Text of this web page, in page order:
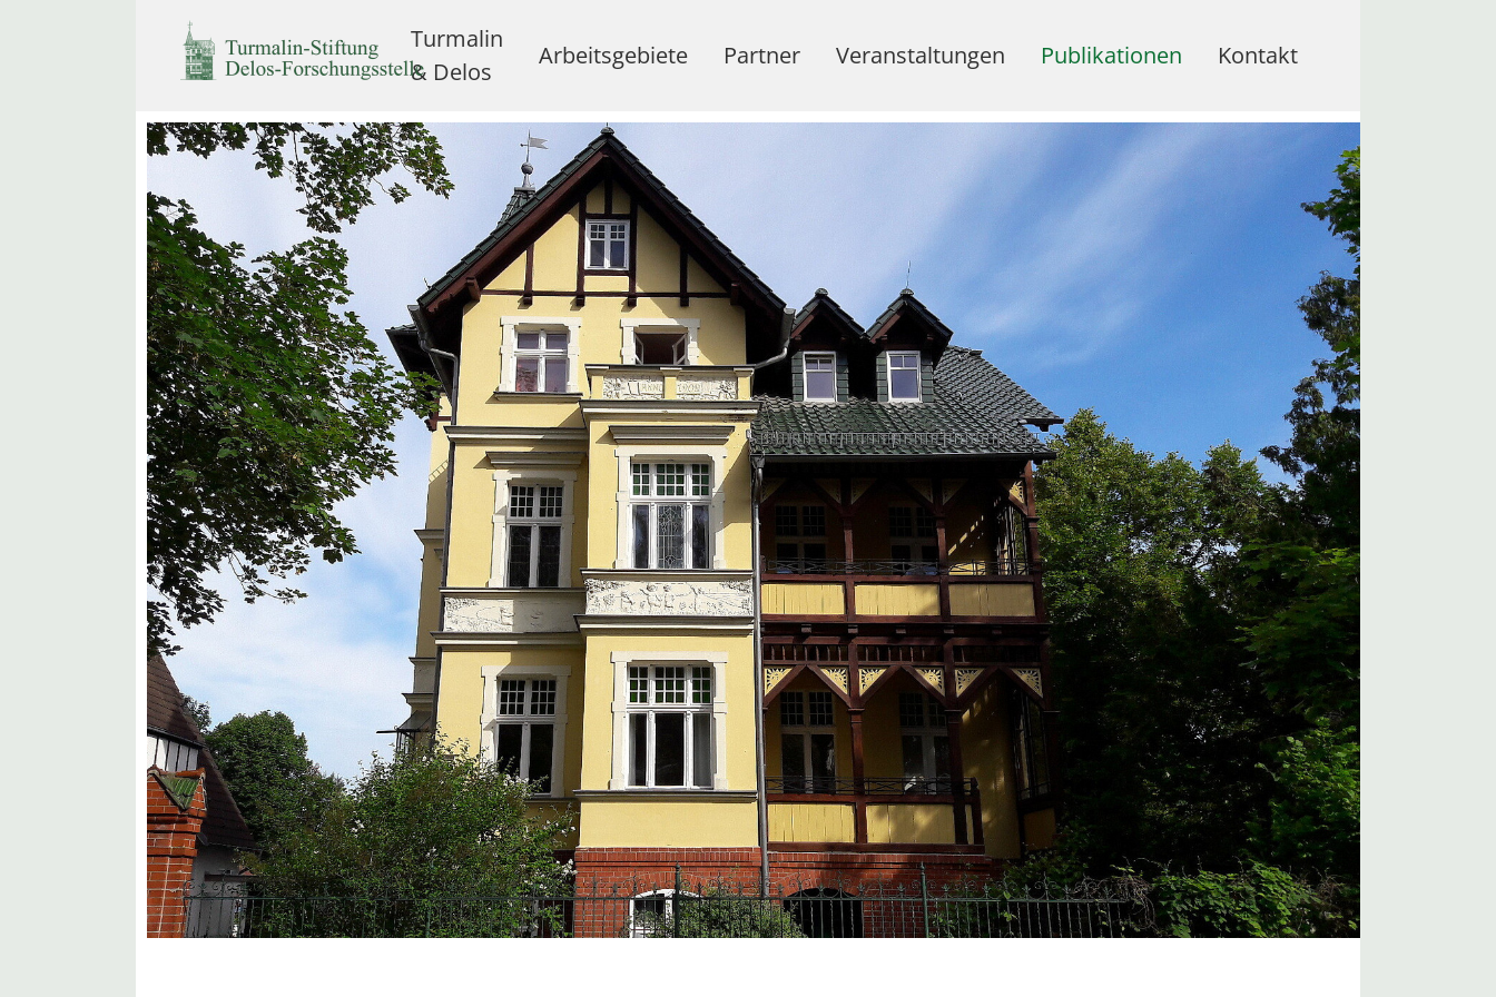
Skip to main content
Turmalin
& Delos
Arbeitsgebiete Partner
Haus Arild
Weitere Kooperationspartner
Veranstaltungen Publikationen (current)
Veröffentlichungen
Publikationsliste
Kontakt